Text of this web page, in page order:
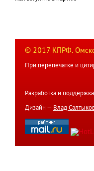
© 2017 КПРФ.
При перепечатке и
Разработка и
Дизайн — Влад